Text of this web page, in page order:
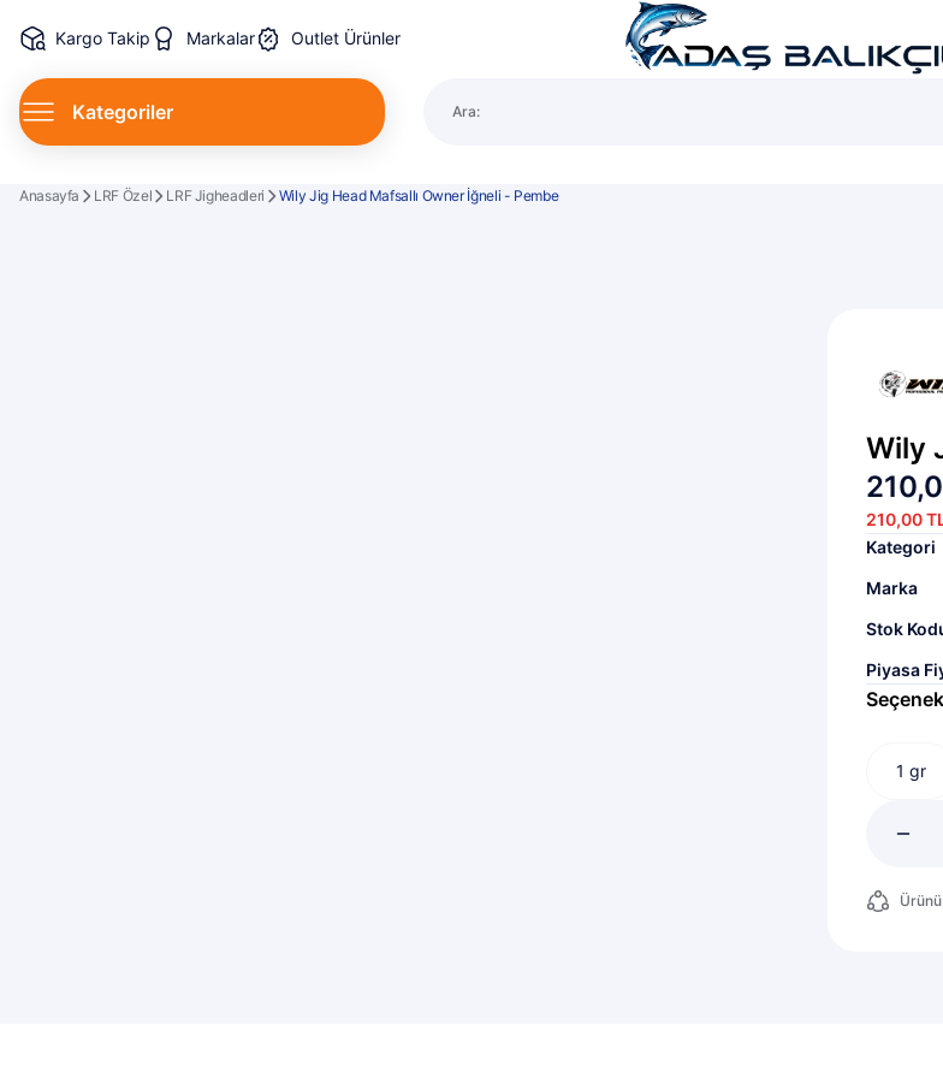
Kargo Takip Markalar Outlet Ürünler
Kategoriler Ara:
Anasayfa LRF Özel LRF Jigheadleri Wily Jig Head Mafsallı Owner İğneli - Pembe
Wily
210,00
Kategori
Marka
Stok
Piyasa
1 gr